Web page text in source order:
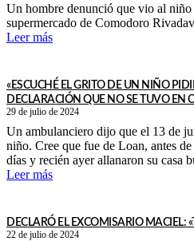
Un hombre denunció que vio al
supermercado de Comodoro
Leer más
«ESCUCHÉ EL GRITO DE UN NIÑO
DECLARACIÓN QUE NO SE TUVO EN
29 de julio de 2024
Un ambulanciero dijo que el 13 de
niño. Cree que fue de Loan, antes
días y recién ayer allanaron su casa
Leer más
DECLARÓ EL EXCOMISARIO MACIEL:
22 de julio de 2024